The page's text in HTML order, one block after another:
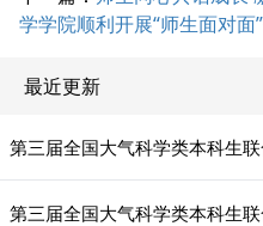
学学院顺利开展“师生面对面
最近更新
第三届全国大气科学类本科生
第三届全国大气科学类本科生